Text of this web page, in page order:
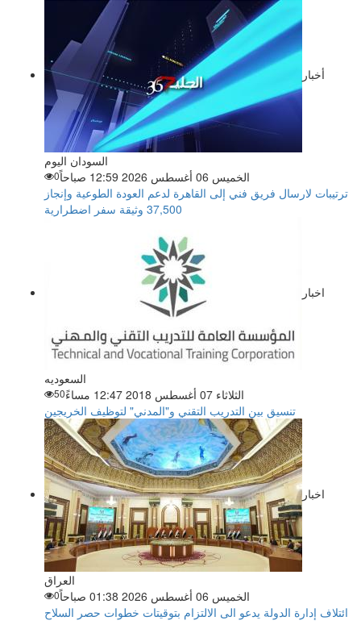
أخبار
السودان اليوم
الخميس 06 أغسطس 2026 12:59 صباحاً
0
ترتيبات لارسال فريق فني إلى القاهرة لدعم العودة الطوعية وإنجاز
37,500 وثيقة سفر اضطرارية
اخبار
السعوديه
الثلاثاء 07 أغسطس 2018 12:47 مساءً
50
تنسيق بين التدريب التقني و"المدني" لتوظيف الخريجين
اخبار
العراق
الخميس 06 أغسطس 2026 01:38 صباحاً
0
ائتلاف إدارة الدولة يدعو الى الالتزام بتوقيتات خطوات حصر السلاح